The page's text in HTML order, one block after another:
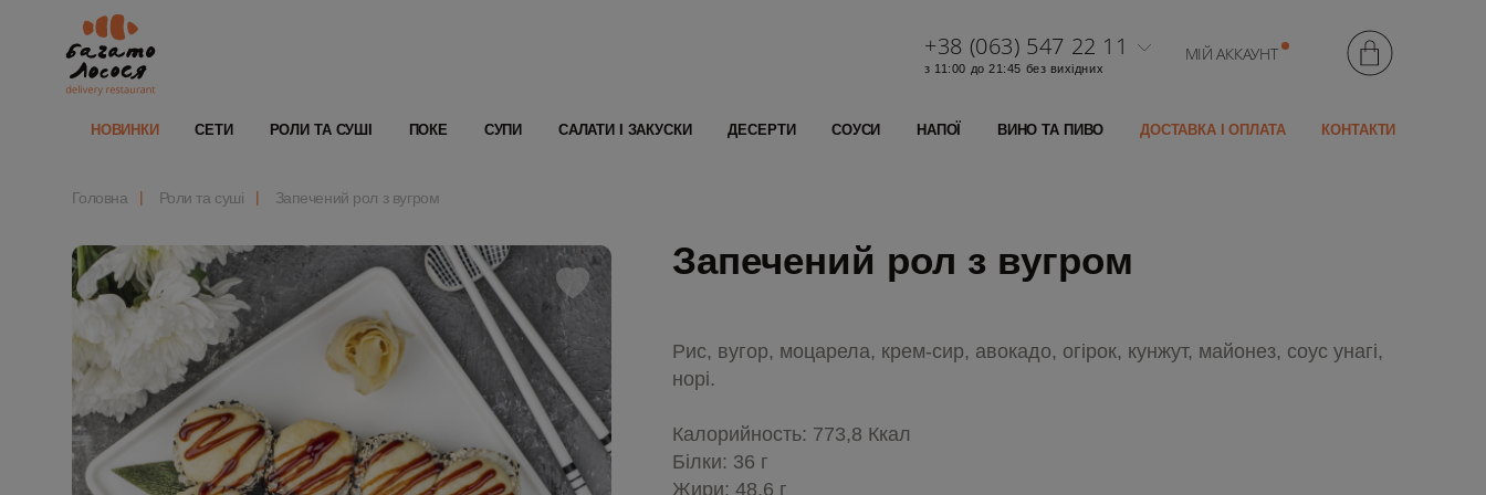
+38 (063) 547 22 11
з 11:00 до 21:45 без вихідних
МІЙ АККАУНТ
НОВИНКИ СЕТИ РОЛИ ТА СУШІ ПОКЕ СУПИ САЛАТИ І ЗАКУСКИ ДЕСЕРТИ СОУСИ НАПОЇ ВИНО ТА ПИВО ДОСТАВКА І ОПЛАТА КОНТАКТИ
Головна Роли та суші Запечений рол з вугром
Запечений рол з вугром
Рис, вугор, моцарела, крем-сир, авокадо, огірок, кунжут, майонез, соус унагі,
норі.
Калорийность: 773,8 Ккал
Білки: 36 г
Жири: 48,6 г